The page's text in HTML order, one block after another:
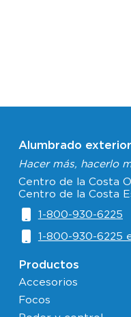
Alumbrado
Hacer más, hacerlo
Centro de la Costa
Centro de la Costa
1-800-930-6225
1-800-930-6225
Productos
Accesorios
Focos